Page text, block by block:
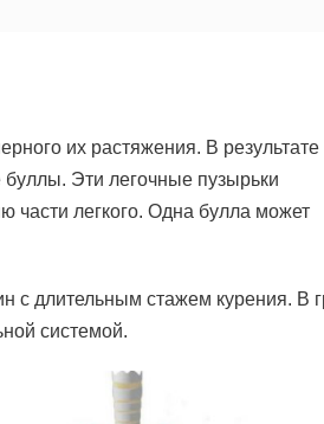
их растяжения. В результате
Эти легочные пузырьки
части легкого. Одна булла может
с длительным стажем курения. В
системой.